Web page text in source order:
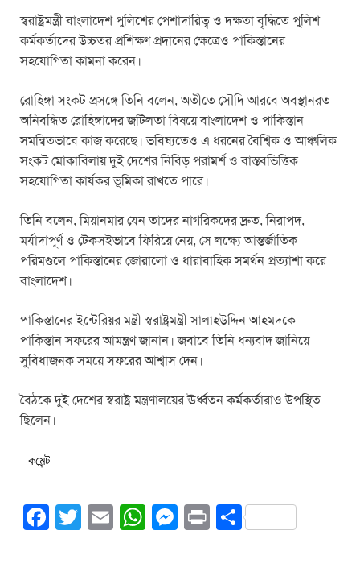
স্বরাষ্ট্রমন্ত্রী বাংলাদেশ পুলিশের পেশাদারিত্ব ও দক্ষতা বৃদ্ধিতে পুলিশ
কর্মকর্তাদের উচ্চতর প্রশিক্ষণ প্রদানের ক্ষেত্রেও পাকিস্তানের
সহযোগিতা কামনা করেন।
রোহিঙ্গা সংকট প্রসঙ্গে তিনি বলেন, অতীতে সৌদি আরবে অবস্থানরত
অনিবন্ধিত রোহিঙ্গাদের জটিলতা বিষয়ে বাংলাদেশ ও পাকিস্তান
সমন্বিতভাবে কাজ করেছে। ভবিষ্যতেও এ ধরনের বৈশ্বিক ও আঞ্চলিক
সংকট মোকাবিলায় দুই দেশের নিবিড় পরামর্শ ও বাস্তবভিত্তিক
সহযোগিতা কার্যকর ভূমিকা রাখতে পারে।
তিনি বলেন, মিয়ানমার যেন তাদের নাগরিকদের দ্রুত, নিরাপদ,
মর্যাদাপূর্ণ ও টেকসইভাবে ফিরিয়ে নেয়, সে লক্ষ্যে আন্তর্জাতিক
পরিমণ্ডলে পাকিস্তানের জোরালো ও ধারাবাহিক সমর্থন প্রত্যাশা করে
বাংলাদেশ।
পাকিস্তানের ইন্টেরিয়র মন্ত্রী স্বরাষ্ট্রমন্ত্রী সালাহউদ্দিন আহমদকে
পাকিস্তান সফরের আমন্ত্রণ জানান। জবাবে তিনি ধন্যবাদ জানিয়ে
সুবিধাজনক সময়ে সফরের আশ্বাস দেন।
বৈঠকে দুই দেশের স্বরাষ্ট্র মন্ত্রণালয়ের ঊর্ধ্বতন কর্মকর্তারাও উপস্থিত
ছিলেন।
কমেন্ট
F
T
E
W M Pr S